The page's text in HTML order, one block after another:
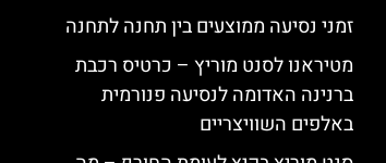
זמני נסיעה ממוצעים בין תחנה לתחנה
מטיראנו לסנט מוריץ – כרטיס רכבת
ברנינה האדומה לנסיעה פנורמית
באלפים השוויצריים